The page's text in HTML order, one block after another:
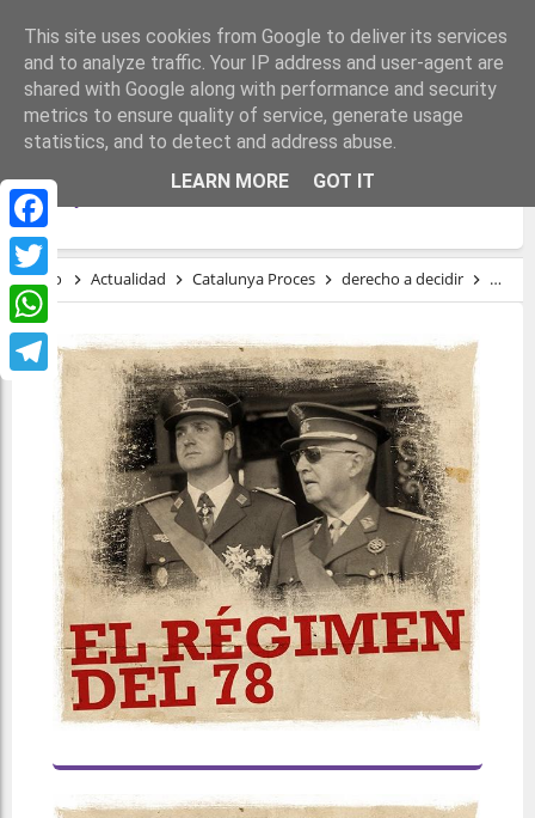
Facebook
Twitter
WhatsApp
Telegram
UNA SENTENCIA QUE CONDENA (AÚN
MÁS) AL RÉGIMEN DEL 78
Inicio Actualidad Catalunya Proces derecho a decidir
This site uses cookies from Google to deliver its services
and to analyze traffic. Your IP address and user-agent are
shared with Google along with performance and security
metrics to ensure quality of service, generate usage
statistics, and to detect and address abuse.
LEARN MORE
GOT IT